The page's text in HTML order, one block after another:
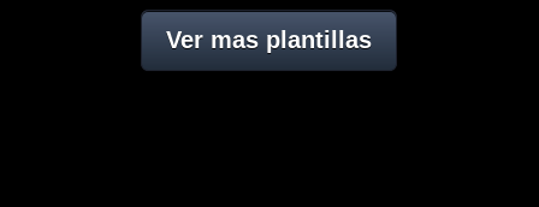
Ver mas plantillas